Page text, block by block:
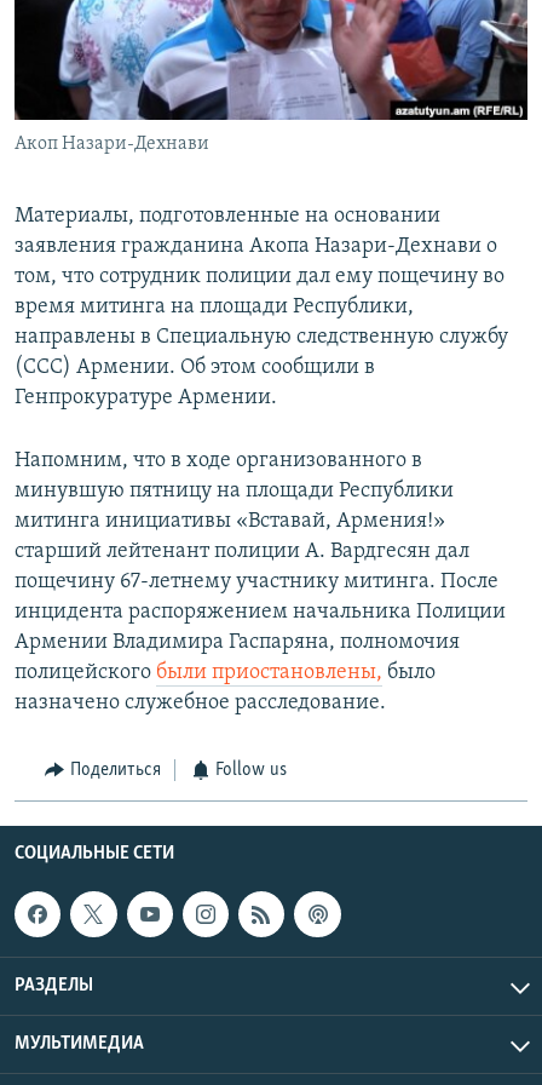
Հայերեն
English
Русский
Акоп Назари-Дехнави
Материалы, подготовленные на основании
заявления гражданина Акопа Назари-Дехнави о
том, что сотрудник полиции дал ему пощечину во
время митинга на площади Республики,
направлены в Специальную следственную службу
(ССС) Армении. Об этом сообщили в
Генпрокуратуре Армении.
Напомним, что в ходе организованного в
минувшую пятницу на площади Республики
митинга инициативы «Вставай, Армения!»
старший лейтенант полиции А. Вардгесян дал
пощечину 67-летнему участнику митинга. После
инцидента распоряжением начальника Полиции
Армении Владимира Гаспаряна, полномочия
полицейского были приостановлены, было
назначено служебное расследование.
Поделиться Follow us
СОЦИАЛЬНЫЕ СЕТИ
РАЗДЕЛЫ
МУЛЬТИМЕДИА